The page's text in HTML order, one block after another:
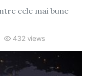
cele mai bune
432 views